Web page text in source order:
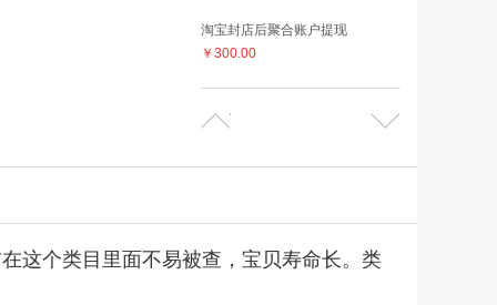
淘宝封店后聚合账户提现
￥300.00
淘宝个人店48分封店聚合账户提现方法
这个类目里面不易被查，宝贝寿命长。类